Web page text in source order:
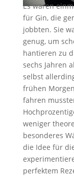
Es waren
für Gin, die
jobbten. Sie
genug, um
hantieren zu
sechs Jahren
selbst
frühen
fahren
weniger
besonderes
die Idee für
perfektem